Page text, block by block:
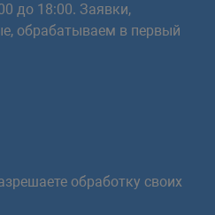
до 18:00. Заявки,
обрабатываем в первый
обработку своих